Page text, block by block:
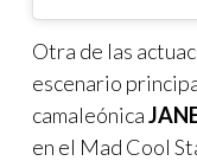
Otra de las
escenario
camaleónica
en el Mad Cool